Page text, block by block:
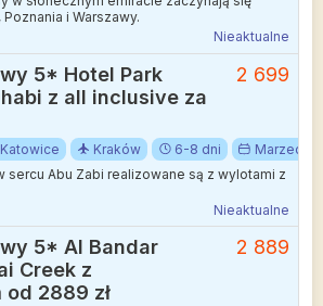
i Warszawy.
Nieaktualne
5* Hotel Park
z all inclusive za
2 699
Katowice Kraków 6-8 dni
Marzec
sercu Abu Zabi realizowane są z wylotami z
Nieaktualne
5* Al Bandar
Creek z
2889 zł
2 889